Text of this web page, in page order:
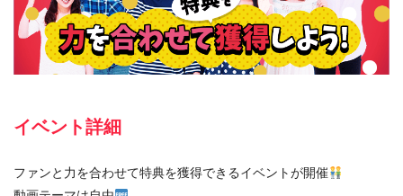
イベント詳細
ファンと力を合わせて特典を獲得できるイベントが開催